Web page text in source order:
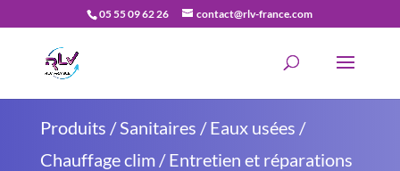
05 55 09 62 26 contact@rlv-france.com
Produits /Sanitaires / Eaux usées /
Chauffage clim/Entretien et réparations